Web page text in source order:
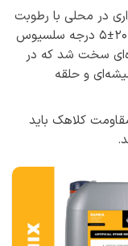
در محلی با رطوبت
نسبی بیشتر یا مساوی ٪۹۵ و دمای 20±5 درجه سلسیوس
سخت شد که در
و حلقه
کلاهک باید